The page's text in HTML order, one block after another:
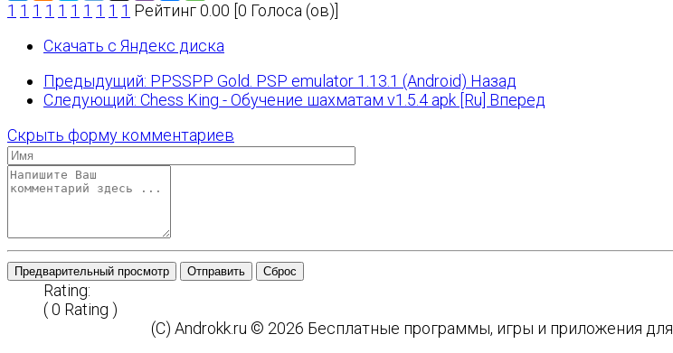
1 1 1 1 1 1 1 1 1 1 Рейтинг 0.00 [0 Голоса (ов)]
Скачать с Яндекс диска
Предыдущий: PPSSPP Gold. PSP emulator 1.13.1 (Android) Назад
Следующий: Chess King - Обучение шахматам v1.5.4 apk [Ru] Вперед
Скрыть форму комментариев
Предварительный просмотр Отправить Сброс
Rating:
( 0 Rating )
(C) Androkk.ru © 2026 Бесплатные программы, игры и приложения